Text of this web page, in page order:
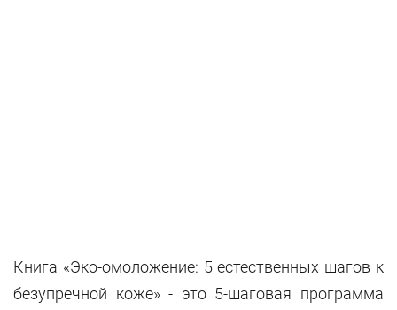
Книга «Эко-омоложение: 5 естественных шагов к
безупречной коже» - это 5-шаговая программа